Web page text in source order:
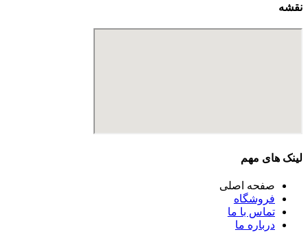
نقشه
لینک های مهم
صفحه اصلی
فروشگاه
تماس با ما
درباره ما